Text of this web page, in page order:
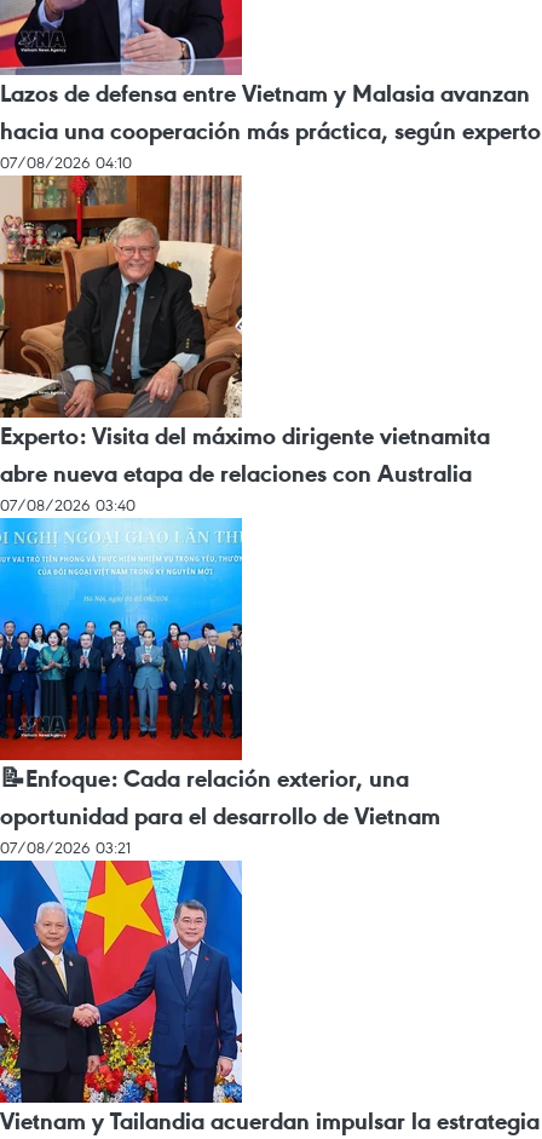
Lazos de defensa entre Vietnam y Malasia avanzan
hacia una cooperación más práctica, según experto
07/08/2026 04:10
Experto: Visita del máximo dirigente vietnamita
abre nueva etapa de relaciones con Australia
07/08/2026 03:40
📝Enfoque: Cada relación exterior, una
oportunidad para el desarrollo de Vietnam
07/08/2026 03:21
Vietnam y Tailandia acuerdan impulsar la estrategia